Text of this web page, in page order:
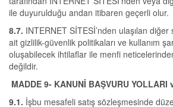
ile duyurulduğu andan itibaren geçerli olur.
8.7. INTERNET SİTESİ’nden ulaşılan
ait gizlilik-güvenlik politikaları ve kullanım
oluşabilecek ihtilaflar ile menfi
değildir.
MADDE 9- KANUNİ BAŞVURU YOLLARI
9.1. İşbu mesafeli satış sözleşmesinde